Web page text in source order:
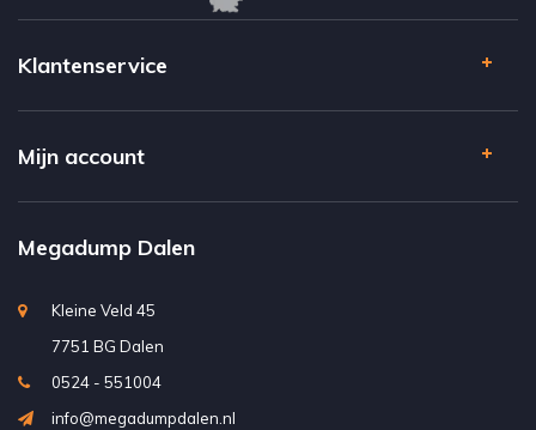
Klantenservice
Mijn account
Megadump Dalen
Kleine Veld 45
7751 BG Dalen
0524 - 551004
info@megadumpdalen.nl